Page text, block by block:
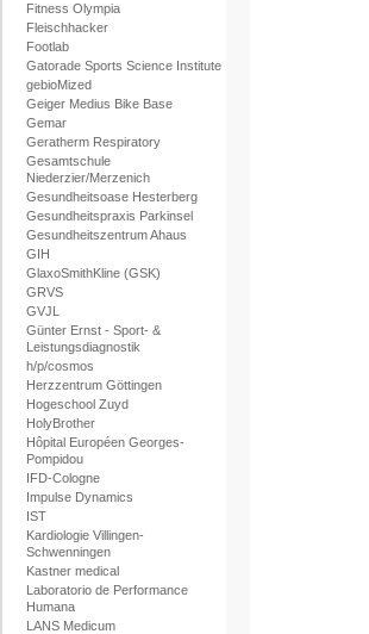
Fitness Olympia
Fleischhacker
Footlab
Gatorade Sports Science Institute
gebioMized
Geiger Medius Bike Base
Gemar
Geratherm Respiratory
Gesamtschule
Niederzier/Merzenich
Gesundheitsoase Hesterberg
Gesundheitspraxis Parkinsel
Gesundheitszentrum Ahaus
GIH
GlaxoSmithKline (GSK)
GRVS
GVJL
Günter Ernst - Sport- &
Leistungsdiagnostik
h/p/cosmos
Herzzentrum Göttingen
Hogeschool Zuyd
HolyBrother
Hôpital Européen Georges-
Pompidou
IFD-Cologne
Impulse Dynamics
IST
Kardiologie Villingen-
Schwenningen
Kastner medical
Laboratorio de Performance
Humana
LANS Medicum